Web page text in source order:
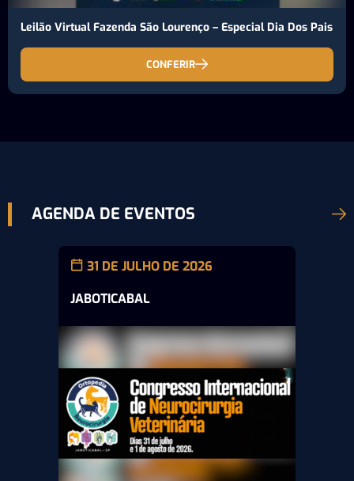
Leilão Virtual Fazenda São Lourenço – Especial Dia Dos Pais
CONFERIR
AGENDA DE EVENTOS
31 DE JULHO DE 2026
JABOTICABAL